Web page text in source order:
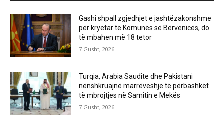
Gashi shpall zgjedhjet e jashtëzakonshme
për kryetar të Komunës së Bërvenicës, do
të mbahen më 18 tetor
7 Gusht, 2026
Turqia, Arabia Saudite dhe Pakistani
nënshkruajnë marrëveshje të përbashkët
të mbrojtjes në Samitin e Mekës
7 Gusht, 2026